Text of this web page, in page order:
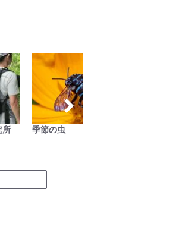
耕して焙煎して走る男